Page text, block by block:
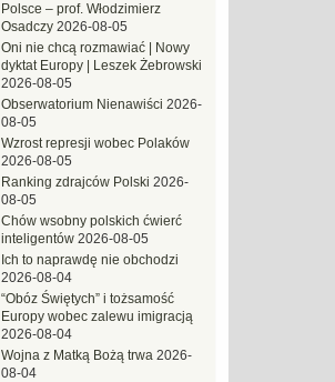
Polsce – prof. Włodzimierz
Osadczy 2026-08-05
Oni nie chcą rozmawiać | Nowy
dyktat Europy | Leszek Żebrowski
2026-08-05
Obserwatorium Nienawiści 2026-
08-05
Wzrost represji wobec Polaków
2026-08-05
Ranking zdrajców Polski 2026-
08-05
Chów wsobny polskich ćwierć
inteligentów 2026-08-05
Ich to naprawdę nie obchodzi
2026-08-04
“Obóz Świętych” i tożsamość
Europy wobec zalewu imigracją
2026-08-04
Wojna z Matką Bożą trwa 2026-
08-04